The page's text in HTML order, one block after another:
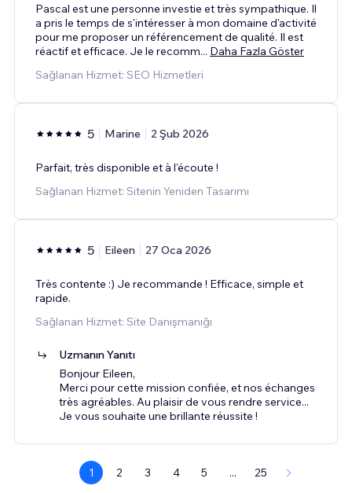
Pascal est une personne investie et très sympathique. Il
a pris le temps de s'intéresser à mon domaine d'activité
pour me proposer un référencement de qualité. Il est
réactif et efficace. Je le recomm... Daha Fazla Göster
Sağlanan Hizmet: SEO Hizmetleri
5 Marine 2 Şub 2026
Parfait, très disponible et à l'écoute !
Sağlanan Hizmet: Sitenin Yeniden Tasarımı
5 Eileen 27 Oca 2026
Très contente :) Je recommande ! Efficace, simple et
rapide.
Sağlanan Hizmet: Site Danışmanığı
Uzmanın Yanıtı
Bonjour Eileen,
Merci pour cette mission confiée, et nos échanges
très agréables. Au plaisir de vous rendre service...
Je vous souhaite une brillante réussite !
1 2 3 4 5 ... 25